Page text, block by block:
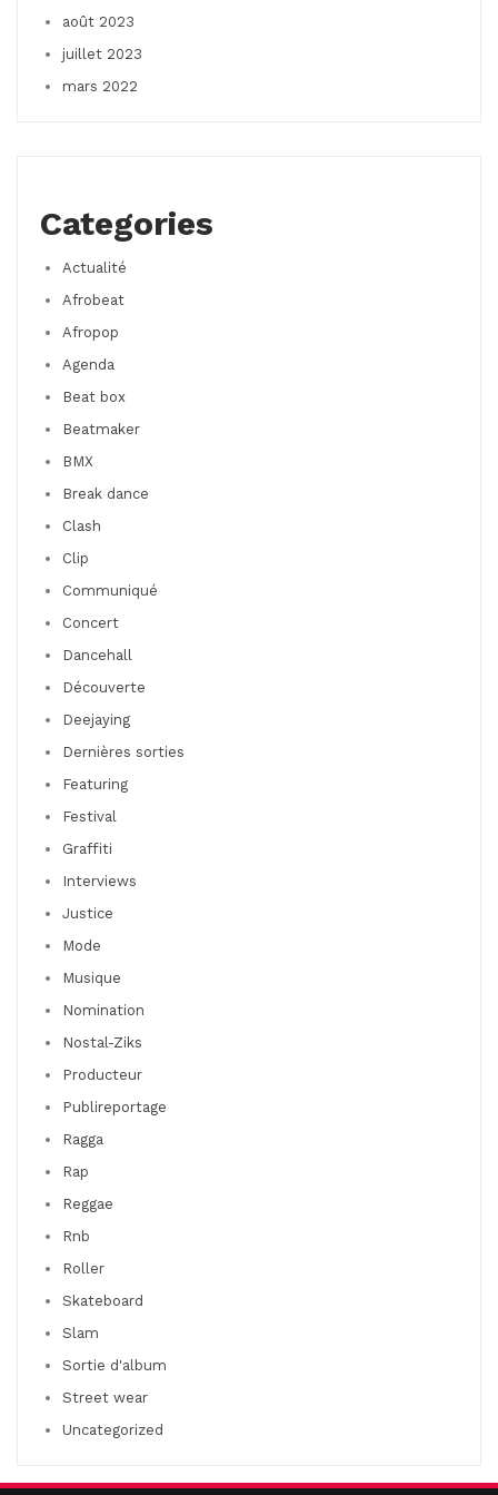
août 2023
juillet 2023
mars 2022
Categories
Actualité
Afrobeat
Afropop
Agenda
Beat box
Beatmaker
BMX
Break dance
Clash
Clip
Communiqué
Concert
Dancehall
Découverte
Deejaying
Dernières sorties
Featuring
Festival
Graffiti
Interviews
Justice
Mode
Musique
Nomination
Nostal-Ziks
Producteur
Publireportage
Ragga
Rap
Reggae
Rnb
Roller
Skateboard
Slam
Sortie d'album
Street wear
Uncategorized